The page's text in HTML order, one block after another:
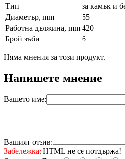
Тип
за камък и
Диаметър, mm
55
Работна дължина, mm 420
Брой зъби
6
Няма мнения за този продукт.
Напишете мнение
Вашето име:
Вашият отзив:
Забележка: HTML не се потдържа!